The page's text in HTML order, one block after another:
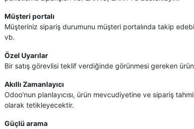
Müşteri portalı
Müşteriniz sipariş durumunu müşteri portalında takip
vb.
Özel Uyarılar
Bir satış görevlisi teklif verdiğinde görünmesi gereken
Akıllı Zamanlayıcı
Odoo'nun planlayıcısı, ürün mevcudiyetine ve sipariş
olarak tetikleyecektir.
Güçlü arama